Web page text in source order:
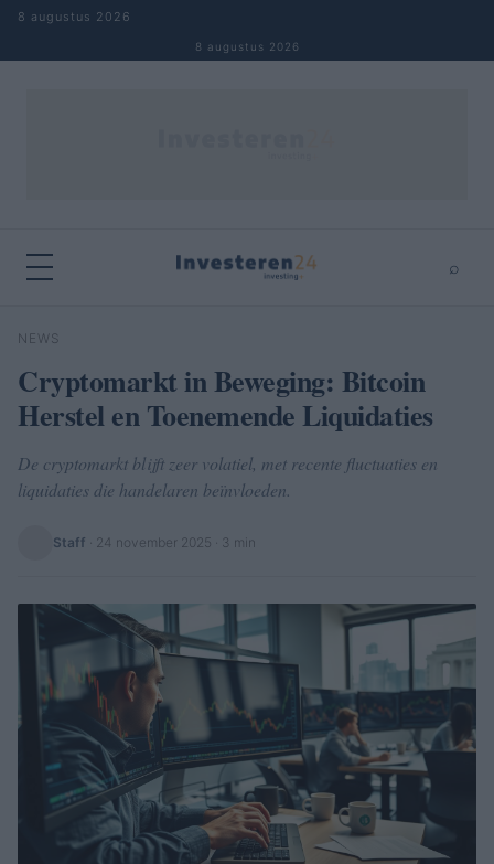
Naar inhoud springen
8 augustus 2026
8 augustus 2026
⌕
Zoeken
NEWS
Cryptomarkt in Beweging: Bitcoin
Herstel en Toenemende Liquidaties
De cryptomarkt blijft zeer volatiel, met recente fluctuaties en
liquidaties die handelaren beïnvloeden.
Staff 24 november 2025 · 3 min